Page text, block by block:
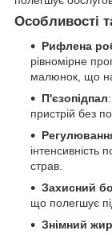
Особливості
Рифлена
рівномірне
малюнок, що
П'єзопідпал
пристрій без
інтенсивність
страв.
Захисний
що полегшує
Знімний